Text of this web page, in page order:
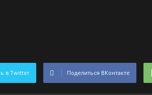
в Twitter Поделиться ВКонтакте